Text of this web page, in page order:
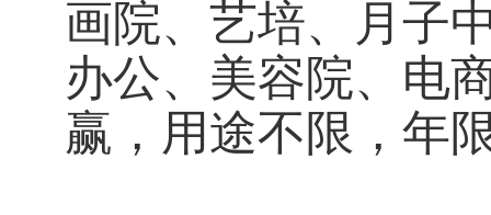
画院、艺培、月子
办公、美容院、电
赢，用途不限，年